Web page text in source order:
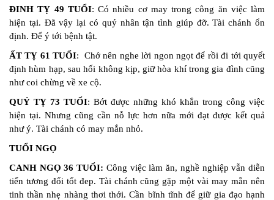
ĐINH TỴ 49 TUỔI: Có nhiều cơ may trong công ăn việc làm
hiện tại. Đã vậy lại có quý nhân tận tình giúp đỡ. Tài chánh ổn
định. Để ý tới bệnh tật.
ẤT TỴ 61 TUỔI: Chớ nên nghe lời ngon ngọt để rồi đi tới quyết
định hùm hạp, sau hối không kịp, giữ hòa khí trong gia đình cũng
như coi chừng về xe cộ.
QUÝ TỴ 73 TUỔI: Bớt được những khó khắn trong công việc
hiện tại. Nhưng cũng cần nỗ lực hơn nữa mới đạt được kết quả
như ý. Tài chánh có may mắn nhỏ.
TUỔI NGỌ
CANH NGỌ 36 TUỔI: Công việc làm ăn, nghề nghiệp vẫn diễn
tiến tương đối tốt đep. Tài chánh cũng gặp một vài may mắn nên
tinh thần nhẹ nhàng thơi thới. Cần bĩnh tĩnh để giữ gia đạo hạnh